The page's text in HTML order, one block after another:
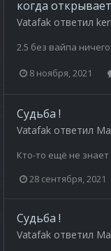
когда
Vatafak ответил
2.5 без вайпа
8 ноября, 2021
Судьба !
Vatafak ответил
Кто-то ещё не
28 сентября, 2021
Судьба !
Vatafak ответил